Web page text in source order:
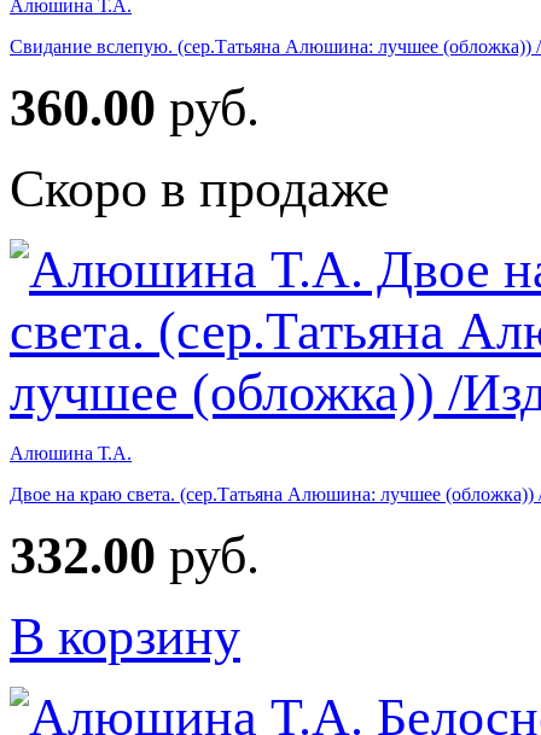
Алюшина Т.А.
Свидание вслепую. (сер.Татьяна Алюшина: лучшее
360.00 руб.
Скоро в продаже
Алюшина Т.А.
Двое на краю света. (сер.Татьяна Алюшина: лучшее
332.00 руб.
В корзину